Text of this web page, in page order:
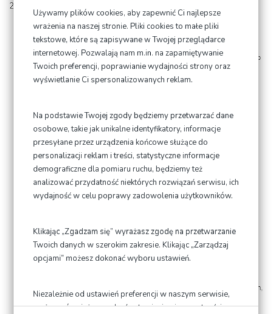
Używamy plików cookies, aby zapewnić Ci najlepsze
wrażenia na naszej stronie. Pliki cookies to małe pliki
tekstowe, które są zapisywane w Twojej przeglądarce
internetowej. Pozwalają nam m.in. na zapamiętywanie
Twoich preferencji, poprawianie wydajności strony oraz
wyświetlanie Ci spersonalizowanych reklam.
Na podstawie Twojej zgody będziemy przetwarzać dane
osobowe, takie jak unikalne identyfikatory, informacje
przesyłane przez urządzenia końcowe służące do
personalizacji reklam i treści, statystyczne informacje
demograficzne dla pomiaru ruchu, będziemy też
analizować przydatność niektórych rozwiązań serwisu, ich
wydajność w celu poprawy zadowolenia użytkowników.
Klikając „Zgadzam się” wyrażasz zgodę na przetwarzanie
Twoich danych w szerokim zakresie. Klikając „Zarządzaj
opcjami” możesz dokonać wyboru ustawień.
Niezależnie od ustawień preferencji w naszym serwisie,
możesz również zarządzać ustawieniami prywatności
24. Użytkownicy podczas korzystania z ODTJ zobowiązani są do:
Zachowania należytej ostrożności oraz zasady ograniczonego
zaufania w stosunku do innych użytkowników obiektu, w tym
zachowania szczególnej ostrożności podczas przechodzenia lub
przejeżdżania przez teren wykorzystywany przez innych
Użytkowników,
Przestrzegania zakazu wchodzenia poza bariery ochronne w
pobliżu wszelkich elementów infrastruktury ODTJ,
Zachowania w trakcie jazdy prędkości zaleconej przez
Dyspozytora ruchu lub Instruktora,
Bezwzględnego przestrzegania wszystkich poleceń , znaków
czy sygnałów ostrzegawczych wydawanych przez Instruktora,
Posiadania odpowiedniej odzieży (np. kask, kamizelka
odblaskowa), zgodnie z przepisami prawa i wymogami
wynikającymi ze sposobu użytkowania Infrastruktury ODTJ,
Poruszania się wyłącznie po drogach (asfaltowych, betonowych,
szutrowych) będących elementami konfiguracji toru, tak, aby nie